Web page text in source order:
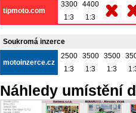
tipmoto.com
3300 4400
1:3
1:3
Soukromá inzerce
motoinzerce.cz
2500 3500 3500
1:3
1:3 1:3
Náhledy umístění